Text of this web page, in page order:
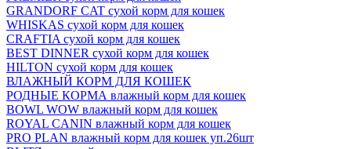
GRANDORF CAT сухой корм для кошек
WHISKAS сухой корм для кошек
CRAFTIA сухой корм для кошек
BEST DINNER сухой корм для кошек
HILTON сухой корм для кошек
ВЛАЖНЫЙ КОРМ ДЛЯ КОШЕК
РОДНЫЕ КОРМА влажный корм для кошек
BOWL WOW влажный корм для кошек
ROYAL CANIN влажный корм для кошек
PRO PLAN влажный корм для кошек уп.26шт